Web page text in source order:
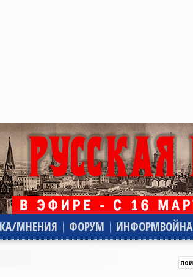
МНЕНИЯ ФОРУМ ИНФОРМВОЙНА